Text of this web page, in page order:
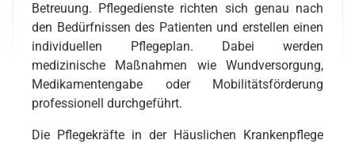
Betreuung. Pflegedienste richten sich genau nach
den Bedürfnissen des Patienten und erstellen einen
individuellen Pflegeplan. Dabei werden
medizinische Maßnahmen wie Wundversorgung,
Medikamentengabe oder Mobilitätsförderung
professionell durchgeführt.
Die Pflegekräfte in der Häuslichen Krankenpflege